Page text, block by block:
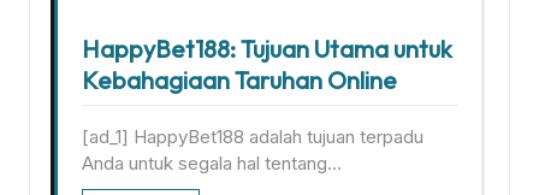
HappyBet188: Tujuan Utama untuk
Kebahagiaan Taruhan Online
[ad_1] HappyBet188 adalah tujuan terpadu
Anda untuk segala hal tentang…